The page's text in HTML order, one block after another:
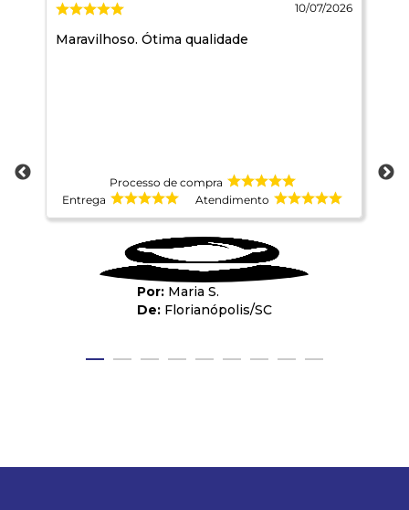
10/07/2026
Maravilhoso. Ótima qualidade
Processo de compra
Entrega
Atendimento
Maria S.
Florianópolis/SC